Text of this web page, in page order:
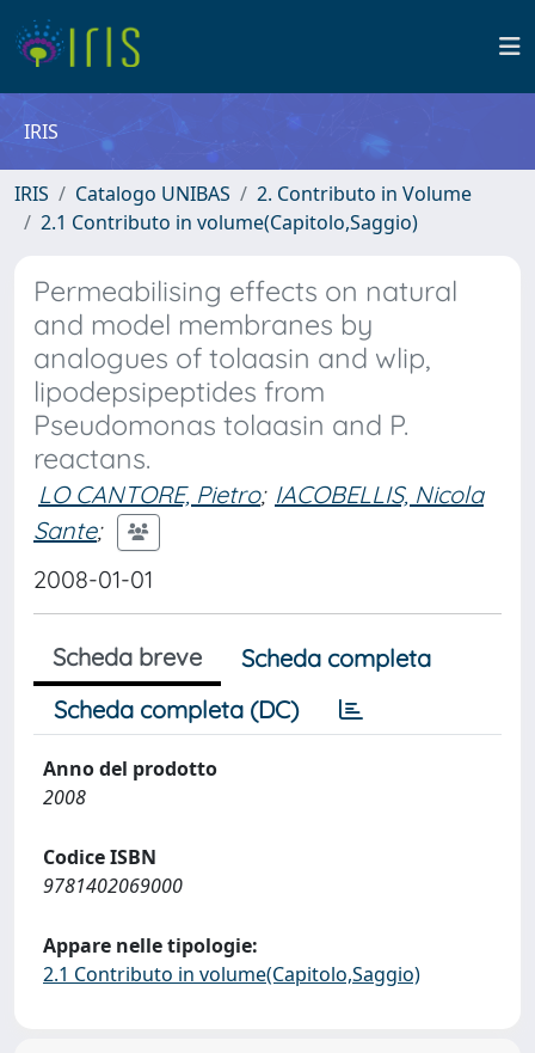
IRIS
IRIS Catalogo UNIBAS
2. Contributo in Volume
2.1 Contributo in volume(Capitolo,Saggio)
Permeabilising effects on natural
and model membranes by
analogues of tolaasin and wlip,
lipodepsipeptides from
Pseudomonas tolaasin and P.
reactans.
LO CANTORE, Pietro; IACOBELLIS, Nicola
Sante;
2008-01-01
Scheda breve
Scheda completa
Scheda completa (DC)
Anno del prodotto
2008
Codice ISBN
9781402069000
Appare nelle tipologie:
2.1 Contributo in volume(Capitolo,Saggio)